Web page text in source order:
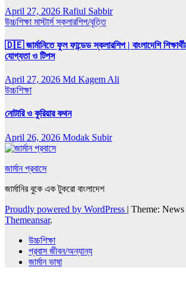
April 27, 2026 Rafiul Sabbir
উচ্চশিক্ষা মাস্টার্সস্কলারশিপ/বৃত্তি
🇩🇪 জার্মানিতে ফুল ফান্ডেড স্কলারশিপ | বাংলাদেশি
যোগ্যতা ও টিপস
April 27, 2026 Md Kagem Ali
উচ্চশিক্ষা
নোটারি ও কুরিয়ার কথন
April 26, 2026 Modak Subir
জার্মান প্রবাসে
জার্মানির বুকে এক টুকরো বাংলাদেশ
Proudly powered by WordPress | Theme:
Themeansar.
উচ্চশিক্ষা
প্রবাস জীবন/অন্যান্য
জার্মান ভাষা